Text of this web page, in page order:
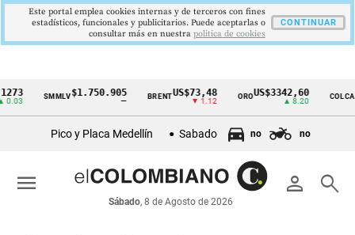
Cintillo
económicos
Colombia
SMMLV$1.750.905 BRENT US$73,48
▼ 1.12
ORO US$3342,60 COLCAP
Pico y Placa Medellín Sabado no no
person search
Sábado, 8 de Agosto de 2026
menu
Este portal emplea cookies internas y de terceros con fines
estadísticos, funcionales y publicitarios. Puede aceptarlas o
consultar más en nuestra politica de cookies
CONTINUAR